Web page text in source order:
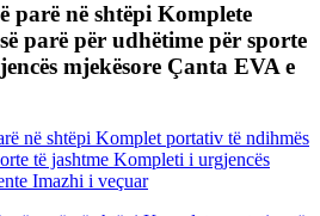
parë në shtëpi Komplete
parë për udhëtime për sporte
mjekësore Çanta EVA e